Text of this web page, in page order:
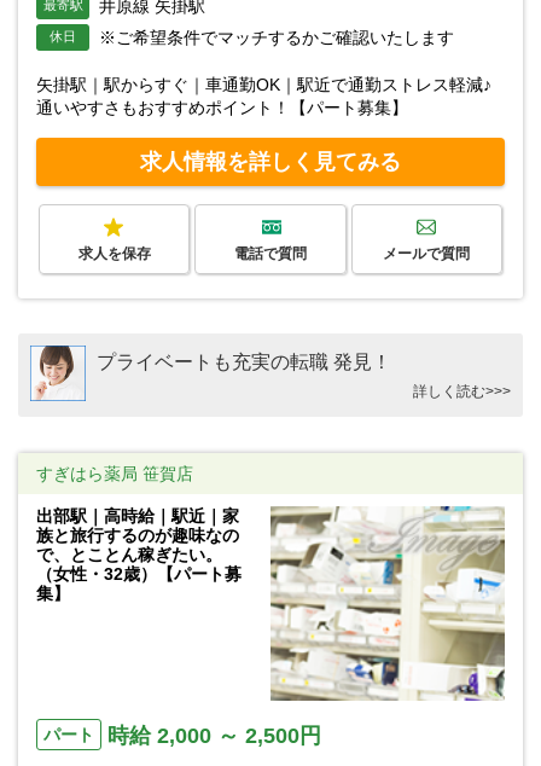
最寄駅 井原線 矢掛駅
休日 ※ご希望条件でマッチするかご確認いたします
矢掛駅｜駅からすぐ｜車通勤OK｜駅近で通勤ストレス軽減♪
通いやすさもおすすめポイント！【パート募集】
求人情報を詳しく見てみる
求人を保存 電話で質問 メールで質問
プライベートも充実の転職 発見！
詳しく読む>>>
すぎはら薬局 笹賀店
出部駅｜高時給｜駅近｜家
族と旅行するのが趣味なの
で、とことん稼ぎたい。
（女性・32歳）【パート募
集】
パート 時給 2,000 ～ 2,500円